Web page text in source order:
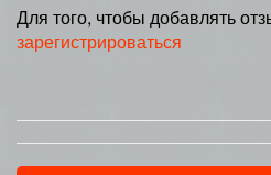
Для того, чтобы добавлять
зарегистрироваться